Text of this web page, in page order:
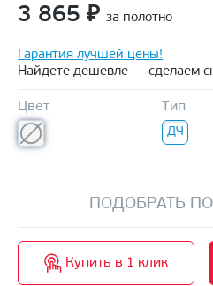
3 865 ₽ за полотно
Гарантия лучшей цены!
Найдете дешевле — сделаем
Цвет Тип
ДЧ
ПОДОБРАТЬ
Купить в 1 клик